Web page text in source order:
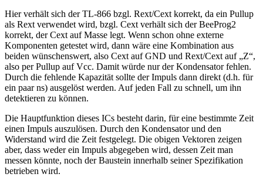
Hier verhält sich der TL-866 bzgl. Rext/Cext korrekt, da ein Pullup
als Rext verwendet wird, bzgl. Cext verhält sich der BeeProg2
korrekt, der Cext auf Masse legt. Wenn schon ohne externe
Komponenten getestet wird, dann wäre eine Kombination aus
beiden wünschenswert, also Cext auf GND und Rext/Cext auf „Z“,
also per Pullup auf Vcc. Damit würde nur der Kondensator fehlen.
Durch die fehlende Kapazität sollte der Impuls dann direkt (d.h. für
ein paar ns) ausgelöst werden. Auf jeden Fall zu schnell, um ihn
detektieren zu können.
Die Hauptfunktion dieses ICs besteht darin, für eine bestimmte Zeit
einen Impuls auszulösen. Durch den Kondensator und den
Widerstand wird die Zeit festgelegt. Die obigen Vektoren zeigen
aber, dass weder ein Impuls abgegeben wird, dessen Zeit man
messen könnte, noch der Baustein innerhalb seiner Spezifikation
betrieben wird.